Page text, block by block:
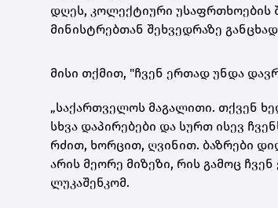
დღეს, კოლექტიური უსაფრთხოების
მინისტრებთან შეხვედრაზე
მისი თქმით, "ჩვენ ერთად უნდა
„საქართველოს მაგალითი. თქვენ
სხვა დაპირებები და სურთ ისევ
რძით, ხორცით, ღვინით. ბაზრები
არის მეორე მიზეზი, რის გამოც
ლუკაშენკომ.